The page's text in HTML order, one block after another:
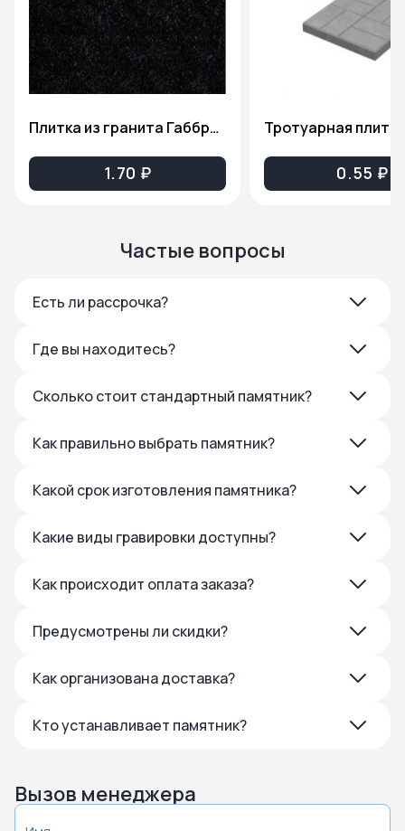
Плитка из гранита Габбро-Диабаз(Карельский гранит), толщина 2см. ПГ81
1.70 ₽ 0.55 ₽
Частые вопросы
Есть ли рассрочка?
Где вы находитесь?
Сколько стоит стандартный памятник?
Как правильно выбрать памятник?
Какой срок изготовления памятника?
Какие виды гравировки доступны?
Как происходит оплата заказа?
Предусмотрены ли скидки?
Как организована доставка?
Кто устанавливает памятник?
Вызов менеджера